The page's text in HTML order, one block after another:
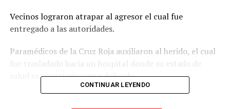
Vecinos lograron atrapar al agresor el cual fue
entregado a las autoridades.
Paramédicos de la Cruz Roja auxiliaron al herido, el cual
fue trasladado hacia un hospital donde su estado de
salud es reportado como delicado.
CONTINUAR LEYENDO